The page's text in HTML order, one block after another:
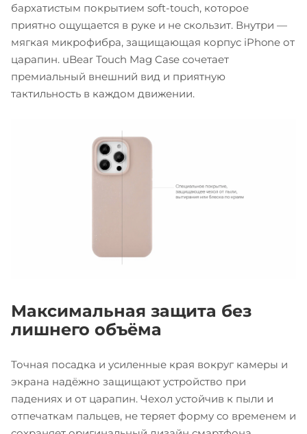
бархатистым покрытием soft-touch, которое
приятно ощущается в руке и не скользит. Внутри —
мягкая микрофибра, защищающая корпус iPhone от
царапин. uBear Touch Mag Case сочетает
премиальный внешний вид и приятную
тактильность в каждом движении.
Максимальная защита без
лишнего объёма
Точная посадка и усиленные края вокруг камеры и
экрана надёжно защищают устройство при
падениях и от царапин. Чехол устойчив к пыли и
отпечаткам пальцев, не теряет форму со временем и